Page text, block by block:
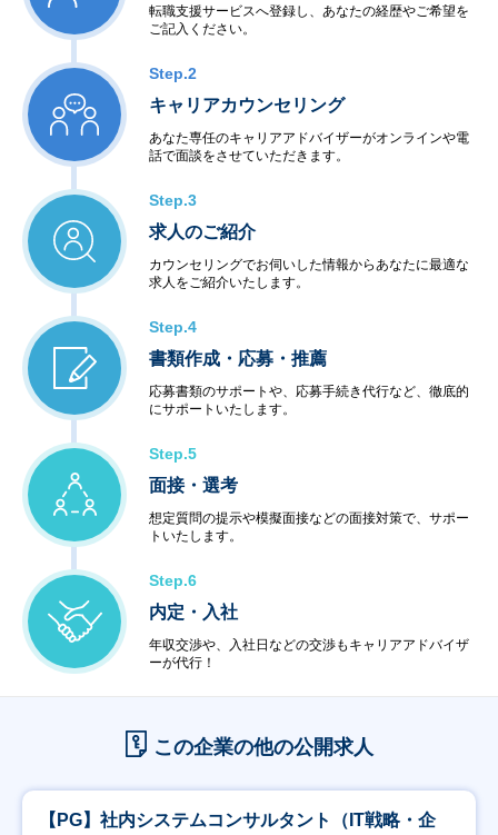
転職支援サービスへ登録し、あなたの経歴やご希望を
ご記入ください。
Step.2
キャリアカウンセリング
あなた専任のキャリアアドバイザーがオンラインや電
話で面談をさせていただきます。
Step.3
求人のご紹介
カウンセリングでお伺いした情報からあなたに最適な
求人をご紹介いたします。
Step.4
書類作成・応募・推薦
応募書類のサポートや、応募手続き代行など、徹底的
にサポートいたします。
Step.5
面接・選考
想定質問の提示や模擬面接などの面接対策で、サポー
トいたします。
Step.6
内定・入社
年収交渉や、入社日などの交渉もキャリアアドバイザ
ーが代行！
この企業の他の公開求人
【PG】社内システムコンサルタント（IT戦略・企